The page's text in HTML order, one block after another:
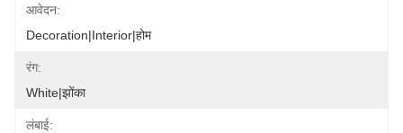
आवेदन:
Decoration|Interior|होम
रंग:
White|झोंका
लंबाई: